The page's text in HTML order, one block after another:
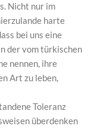
Nicht nur im
harte
bei uns eine
der vom türkischen
nennen, ihre
Art zu leben,
Toleranz
überdenken